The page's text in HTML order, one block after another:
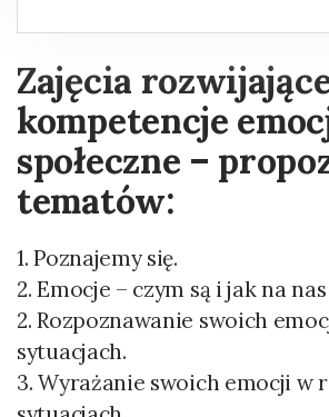
Zajęcia
kompetencje
społeczne –
tematów:
1. Poznajemy się.
2. Emocje – czym są i jak na
2. Rozpoznawanie swoich
sytuacjach.
3. Wyrażanie swoich emocji w